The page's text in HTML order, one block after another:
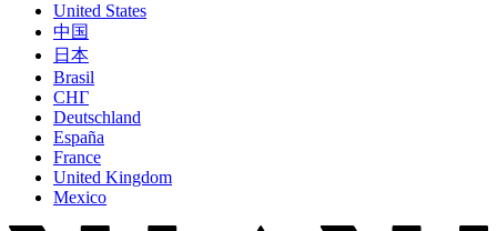
United States
中国
日本
Brasil
СНГ
Deutschland
España
France
United Kingdom
Mexico